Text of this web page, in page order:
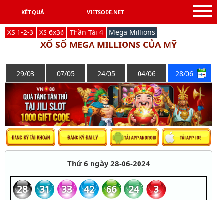
KẾT QUẢ VIETSODE.NET
XS 1-2-3 XS 6x36 Thần Tài 4 Mega Millions
XỔ SỐ MEGA MILLIONS CỦA MỸ
29/03 07/05 24/05 04/06 28/06
Thứ 6 ngày 28-06-2024
28 31 33 42 66 24 3